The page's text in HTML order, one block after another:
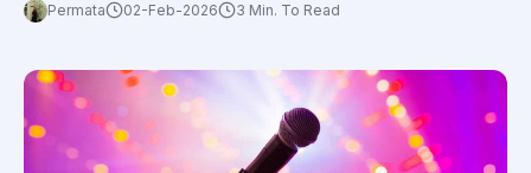
Permata 02-Feb-2026 3 Min. To Read